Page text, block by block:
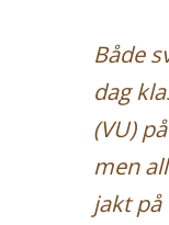
Både
dag
(VU)
men
jakt på